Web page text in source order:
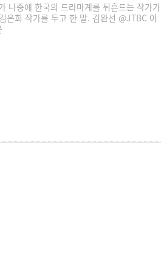
나중에 한국의 드라마계를 뒤흔드는 작가가
은희 작가를 두고 한 말. 김완선 @JTBC 아